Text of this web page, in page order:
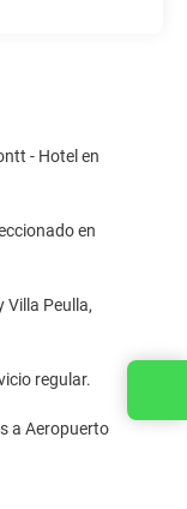
- Hotel en
en
Villa Peulla,
regular.
a Aeropuerto
Contact us